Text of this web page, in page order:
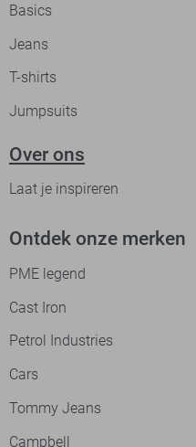
Basics
Jeans
T-shirts
Jumpsuits
Over ons
Laat je inspireren
Ontdek onze merken
PME legend
Cast Iron
Petrol Industries
Cars
Tommy Jeans
Campbell